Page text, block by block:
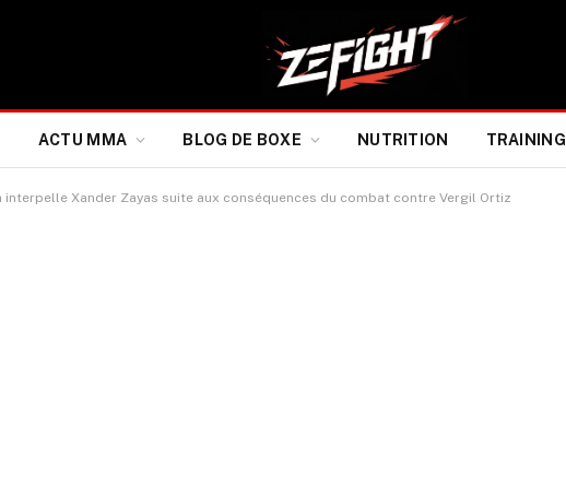
ACTU MMA BLOG DE BOXE NUTRITION TRAINING
interpelle Xander Zayas suite aux conséquences du combat contre Vergil Ortiz